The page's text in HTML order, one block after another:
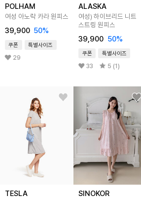
POLHAM
여성 아노락 카라 원피스
39,900 50%
쿠폰 특별사이즈
29
ALASKA
여성) 하이브리드 니트
스트링 원피스
39,900 50%
쿠폰 특별사이즈
33 5 (1)
TESLA SINOKOR